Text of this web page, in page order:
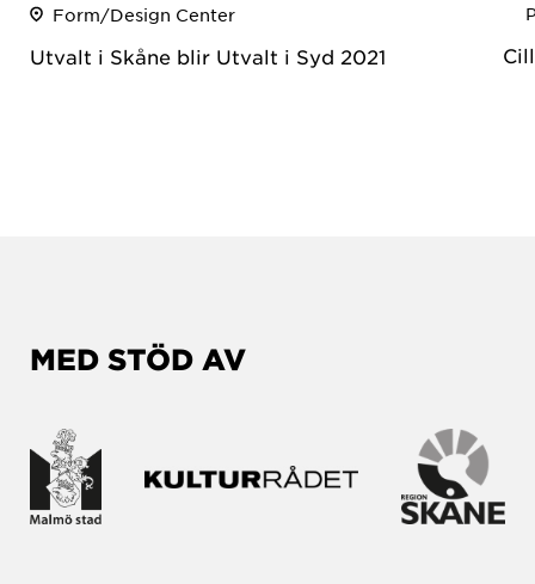
Form/Design Center
Utvalt i Skåne blir Utvalt i Syd 2021
MED STÖD AV